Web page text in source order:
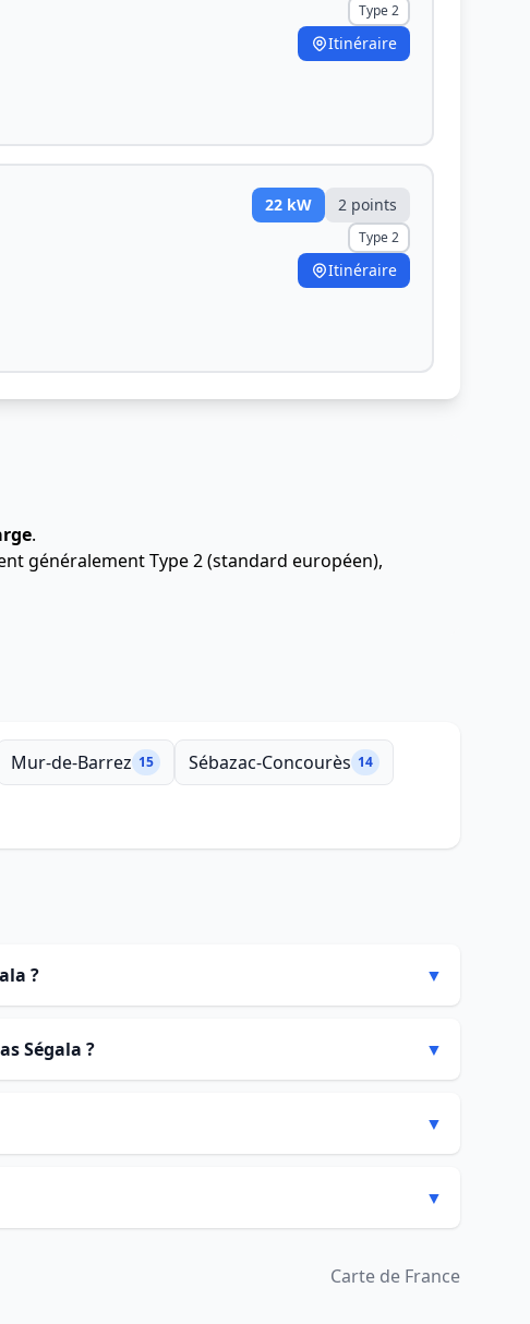
Type 2
Itinéraire
22 kW 2 points
Type 2
Itinéraire
.
généralement Type 2 (standard européen),
Mur-de-Barrez 15 Sébazac-Concourès 14
? ▼
Ségala ? ▼
▼
▼
Carte de France